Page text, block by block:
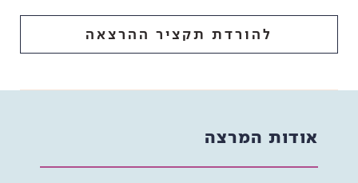
להורדת תקציר ההרצאה
אודות המרצה